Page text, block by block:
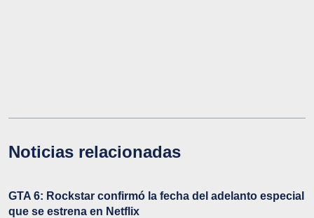
Noticias relacionadas
GTA 6: Rockstar confirmó la fecha del adelanto especial
que se estrena en Netflix